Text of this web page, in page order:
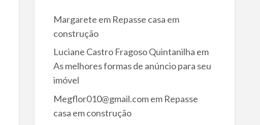
Margarete em Repasse casa em
construção
Luciane Castro Fragoso Quintanilha em
As melhores formas de anúncio para seu
imóvel
Megflor010@gmail.comem Repasse
casa em construção